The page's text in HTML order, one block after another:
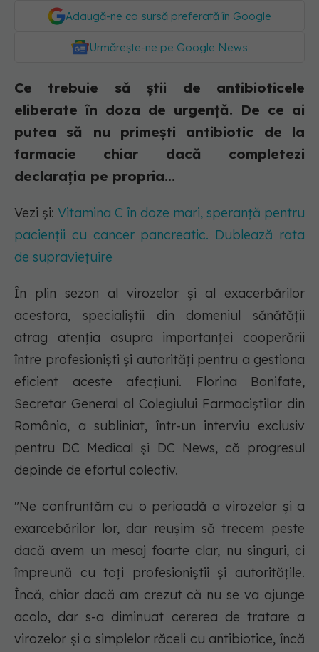
Adaugă-ne ca sursă preferată în Google
Urmărește-ne pe Google News
Ce trebuie să știi de antibioticele
eliberate în doza de urgență. De ce ai
putea să nu primești antibiotic de la
farmacie chiar dacă completezi
declarația pe propria...
Vezi și: Vitamina C în doze mari, speranță pentru
pacienții cu cancer pancreatic. Dublează rata
de supraviețuire
În plin sezon al virozelor și al exacerbărilor
acestora, specialiștii din domeniul sănătății
atrag atenția asupra importanței cooperării
între profesioniști și autorități pentru a gestiona
eficient aceste afecțiuni. Florina Bonifate,
Secretar General al Colegiului Farmaciștilor din
România, a subliniat, într-un interviu exclusiv
pentru DC Medical și DC News, că progresul
depinde de efortul colectiv.
"Ne confruntăm cu o perioadă a virozelor și a
exarcebărilor lor, dar reușim să trecem peste
dacă avem un mesaj foarte clar, nu singuri, ci
împreună cu toți profesioniștii și autoritățile.
Încă, chiar dacă am crezut că nu se va ajunge
acolo, dar s-a diminuat cererea de tratare a
virozelor și a simplelor răceli cu antibiotice, încă